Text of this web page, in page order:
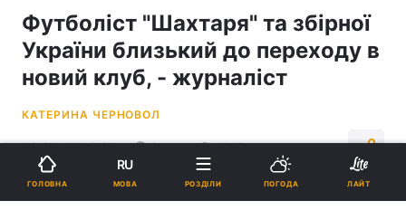
Футболіст "Шахтаря" та збірної
України близький до переходу в
новий клуб, - журналіст
КАТЕРИНА ЧЕРНОВОЛ
00:30, 29.12.24 2 хв. 1618
Підпишіться на нас в Google
ГОЛОВНА
RU
МОВА РОЗДІЛИ ПОГОДА ЛАЙТ